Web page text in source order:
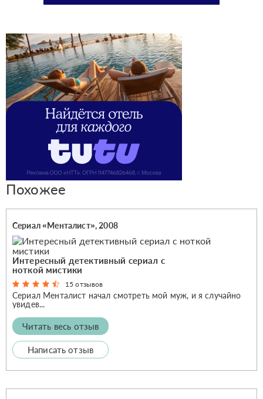
Похожее
Сериал «Менталист», 2008
Интересный детективный сериал с
ноткой мистики
15 отзывов
Сериал Менталист начал смотреть мой муж, и я случайно
увидев...
Читать весь отзыв
Написать отзыв